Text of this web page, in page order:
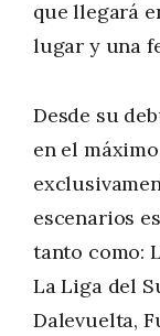
que llegará
lugar y una
Desde su
en el
escenarios
tanto como:
La Liga del
Dalevuelta,